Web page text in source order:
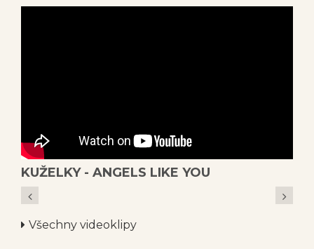
KUŽELKY - ANGELS LIKE YOU
Všechny videoklipy